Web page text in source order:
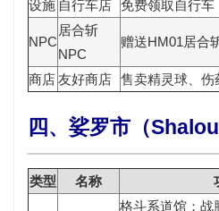
设施 自行车店 免费领取 自行车
NPC
居合斩
NPC
赠送HM01居合
商店友好商店 售卖精灵球、
四、娑罗市（
类型 名称
格斗系道馆；战